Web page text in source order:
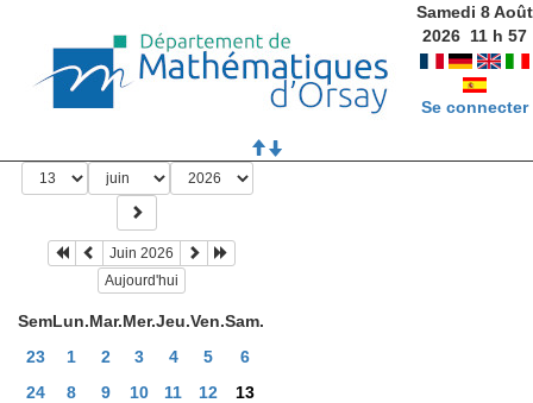
Samedi 8 Août
2026 11h 57
Se connecter
Juin 2026
Aujourd'hui
SemLun.Mar.Mer.Jeu.Ven.Sam.
23
1 2 3 4 5
6
24
8 9 10 11 12
13